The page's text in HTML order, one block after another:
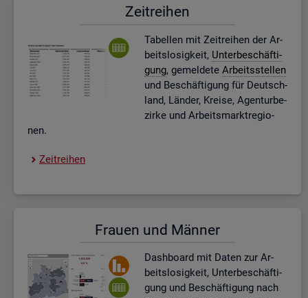
Zeit­rei­hen
Ta­bel­len mit Zeit­rei­hen der Ar­
beits­lo­sig­keit, Un­ter­be­schäf­ti­
gung, ge­mel­de­te Ar­beits­stel­len
und Be­schäf­ti­gung für Deutsch­
land, Län­der, Krei­se, Agen­tur­be­
zir­ke und Ar­beits­markt­re­gio­
nen.
Zeit­rei­hen
Frau­en und Män­ner
Dash­board mit Daten zur Ar­
beits­lo­sig­keit, Un­ter­be­schäf­ti­
gung und Be­schäf­ti­gung nach